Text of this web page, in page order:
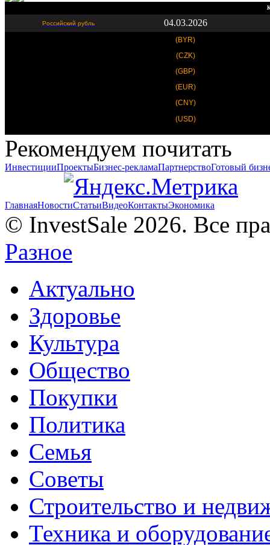
Российский рубль 04.03.2026
(BYR)
(CZK)
(GBP)
(EUR)
(CNY)
(USD)
Рекомендуем почитать
ИнвестицииПроектыБизнес-рекламаПартнерствоГотовый
ГлавнаяНовостиСтатьиВидеоКонтактыЭкономика
© InvestSale 2026. Все
Разное
Актуально
Здоровье
Культура
Общество
Покупки
Политика
Семья
Советы
Строительство и
Техника и